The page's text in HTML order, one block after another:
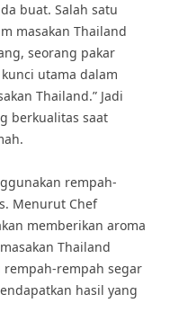
buat. Salah satu
masakan Thailand
seorang pakar
utama dalam
Thailand.” Jadi
berkualitas saat
rempah-
Menurut Chef
memberikan aroma
Thailand
rempah-rempah segar
hasil yang